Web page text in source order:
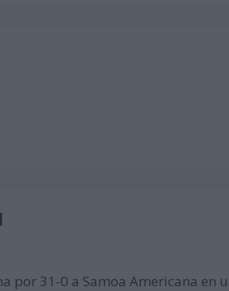
por 31-0 a Samoa Americana